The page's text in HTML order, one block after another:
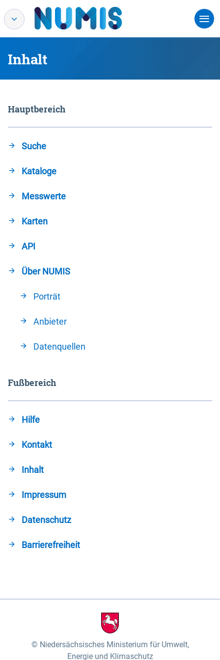
Inhalt
Hauptbereich
Suche
Kataloge
Messwerte
Karten
API
Über NUMIS
Porträt
Anbieter
Datenquellen
Fußbereich
Hilfe
Kontakt
Inhalt
Impressum
Datenschutz
Barrierefreiheit
Niedersächsisches Ministerium für Umwelt,
Energie und Klimaschutz